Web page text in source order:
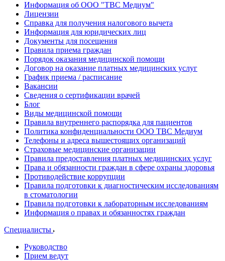
Информация об ООО "ТВС Медиум"
Лицензии
Справка для получения налогового вычета
Информация для юридических лиц
Документы для посещения
Правила приема граждан
Порядок оказания медицинской помощи
Договор на оказание платных медицинских услуг
График приема / расписание
Вакансии
Сведения о сертификации врачей
Блог
Виды медицинской помощи
Правила внутреннего распорядка для пациентов
Политика конфиденциальности ООО ТВС Медиум
Телефоны и адреса вышестоящих организаций
Страховые медицинские организации
Правила предоставления платных медицинских услуг
Права и обязанности граждан в сфере охраны здоровья
Противодействие коррупции
Правила подготовки к диагностическим исследованиям
в стоматологии
Правила подготовки к лабораторным исследованиям
Информация о правах и обязанностях граждан
Специалисты
Руководство
Прием ведут